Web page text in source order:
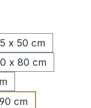
x 50 cm
x 80 cm
cm